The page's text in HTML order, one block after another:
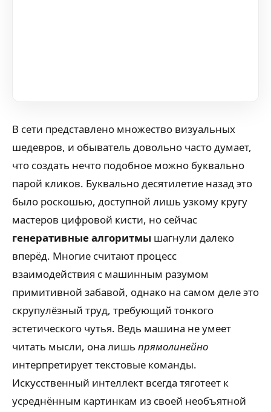
В сети представлено множество визуальных
шедевров, и обыватель довольно часто думает,
что создать нечто подобное можно буквально
парой кликов. Буквально десятилетие назад это
было роскошью, доступной лишь узкому кругу
мастеров цифровой кисти, но сейчас
генеративные алгоритмы шагнули далеко
вперёд. Многие считают процесс
взаимодействия с машинным разумом
примитивной забавой, однако на самом деле это
скрупулёзный труд, требующий тонкого
эстетического чутья. Ведь машина не умеет
читать мысли, она лишь прямолинейно
интерпретирует текстовые команды.
Искусственный интеллект всегда тяготеет к
усреднённым картинкам из своей необъятной